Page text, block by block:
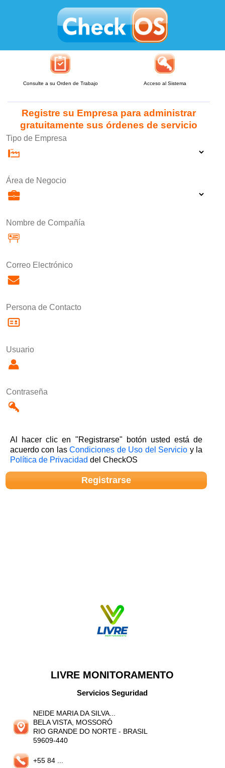
Consulte a su Orden de Trabajo Acceso al Sistema
Registre su Empresa para administrar
gratuitamente sus órdenes de servicio
Tipo de Empresa
Área de Negocio
Nombre de Compañía
Correo Electrónico
Persona de Contacto
Usuario
Contraseña
Al hacer clic en "Registrarse" botón usted está de
acuerdo con lasCondiciones de Uso del Servicio y la
Política de Privacidad del CheckOS
LIVRE MONITORAMENTO
Servicios Seguridad
NEIDE MARIA DA SILVA...
BELA VISTA, MOSSORÓ
RIO GRANDE DO NORTE - BRASIL
59609-440
+55 84 ...